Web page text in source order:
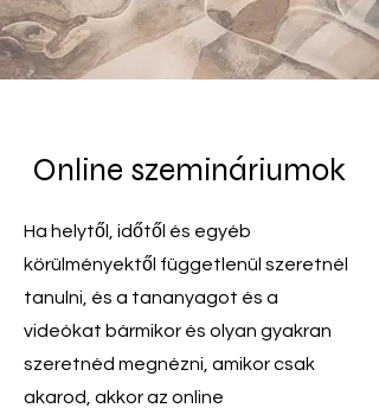
Online szemináriumok
Ha helytől, időtől és egyéb
körülményektől függetlenül szeretnél
tanulni, és a tananyagot és a
videókat bármikor és olyan gyakran
szeretnéd megnézni, amikor csak
akarod, akkor az online